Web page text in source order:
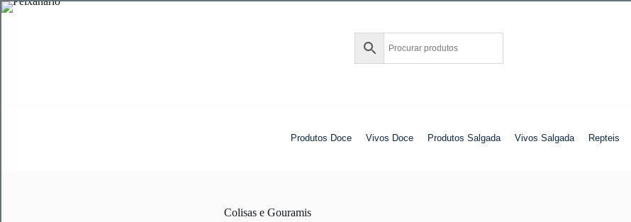
Pular
Produtos Doce Vivos Doce Produtos Salgada Vivos Salgada Repteis
Colisas e Gouramis